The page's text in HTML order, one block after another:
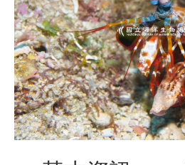
源
訊
息
發
布
諮
詢
服